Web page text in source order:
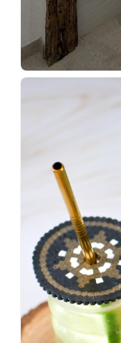
Wenn
schöner
KNALLTS!
#badezimmer
#makeover
#badezimmerdesign
#renovieren
#altbau